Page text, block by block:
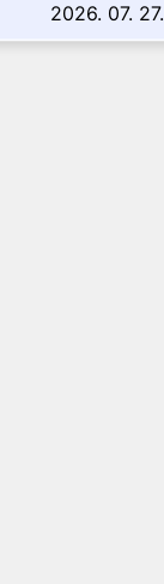
2026. 07. 27.